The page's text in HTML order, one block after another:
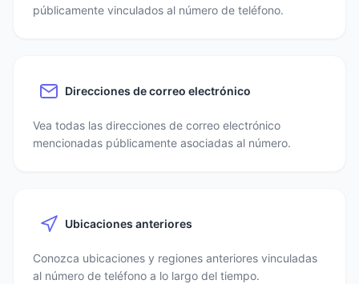
públicamente vinculados al número de teléfono.
Direcciones de correo electrónico
Vea todas las direcciones de correo electrónico
mencionadas públicamente asociadas al número.
Ubicaciones anteriores
Conozca ubicaciones y regiones anteriores vinculadas
al número de teléfono a lo largo del tiempo.